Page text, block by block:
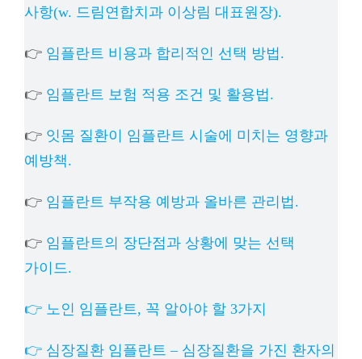
사항(w. 드림연합치과 이상림 대표원장).
👉 임플란트 비용과 합리적인 선택 방법.
👉 임플란트 보험 적용 조건 및 활용법.
👉 잇몸 질환이 임플란트 시술에 미치는 영향과
예방책.
👉 임플란트 부작용 예방과 올바른 관리법.
👉 임플란트의 장단점과 상황에 맞는 선택
가이드.
👉 노인 임플란트, 꼭 알아야 할 3가지
👉 심장질환 임플란트 – 심장질환을 가진 환자의